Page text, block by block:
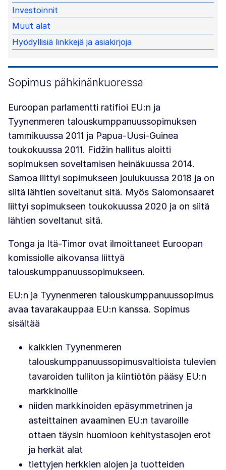
Investoinnit
Muut alat
Hyödyllisiä linkkejä ja asiakirjoja
Sopimus pähkinänkuoressa
Euroopan parlamentti ratifioi EU:n ja
Tyynenmeren talouskumppanuussopimuksen
tammikuussa 2011 ja Papua-Uusi-Guinea
toukokuussa 2011. Fidžin hallitus aloitti
sopimuksen soveltamisen heinäkuussa 2014.
Samoa liittyi sopimukseen joulukuussa 2018 ja on
siitä lähtien soveltanut sitä. Myös Salomonsaaret
liittyi sopimukseen toukokuussa 2020 ja on siitä
lähtien soveltanut sitä.
Tonga ja Itä-Timor ovat ilmoittaneet Euroopan
komissiolle aikovansa liittyä
talouskumppanuussopimukseen.
EU:n ja Tyynenmeren talouskumppanuussopimus
avaa tavarakauppaa EU:n kanssa. Sopimus
sisältää
kaikkien Tyynenmeren
talouskumppanuussopimusvaltioista tulevien
tavaroiden tulliton ja kiintiötön pääsy EU:n
markkinoille
niiden markkinoiden epäsymmetrinen ja
asteittainen avaaminen EU:n tavaroille
ottaen täysin huomioon kehitystasojen erot
ja herkät alat
tiettyjen herkkien alojen ja tuotteiden